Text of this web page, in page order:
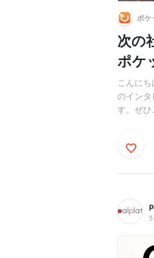
ポケ
次の
ポケ
こんに
のイン
す。ぜ